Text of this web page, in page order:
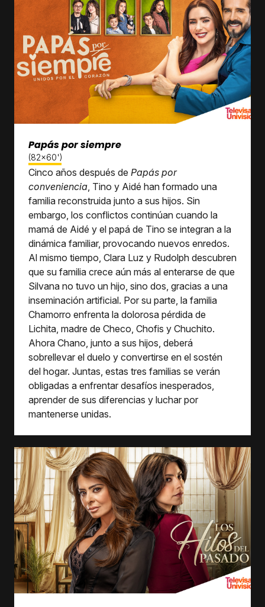
Papás por siempre
(82x60')
Cinco años después de Papás por
conveniencia, Tino y Aidé han formado una
familia reconstruida junto a sus hijos. Sin
embargo, los conflictos continúan cuando la
mamá de Aidé y el papá de Tino se integran a la
dinámica familiar, provocando nuevos enredos.
Al mismo tiempo, Clara Luz y Rudolph descubren
que su familia crece aún más al enterarse de que
Silvana no tuvo un hijo, sino dos, gracias a una
inseminación artificial. Por su parte, la familia
Chamorro enfrenta la dolorosa pérdida de
Lichita, madre de Checo, Chofis y Chuchito.
Ahora Chano, junto a sus hijos, deberá
sobrellevar el duelo y convertirse en el sostén
del hogar. Juntas, estas tres familias se verán
obligadas a enfrentar desafíos inesperados,
aprender de sus diferencias y luchar por
mantenerse unidas.